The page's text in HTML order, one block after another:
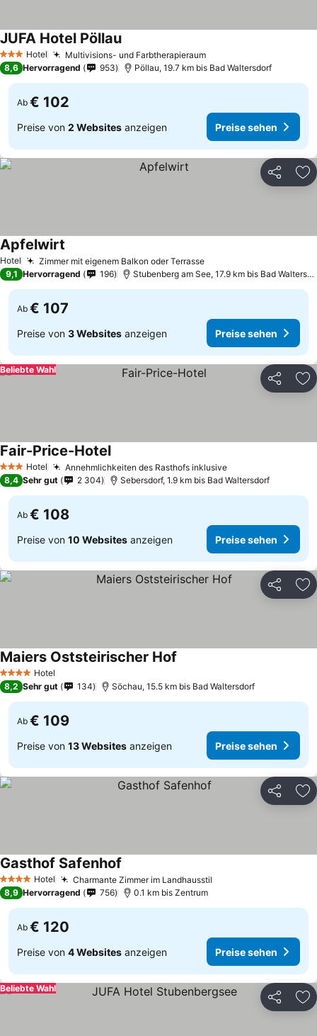
3 SterneHotel Multivisions- und FarbtherapieraumPreise sehen
JUFA Hotel PöllauPreise sehen
8,6 Hervorragend 953 Pöllau, 19.7 km bis Bad Waltersdorf
Ab € 102
Preise von 2 Websites anzeigen Preise sehen
Teilen
Hotel Zimmer mit eigenem Balkon oder TerrassePreise sehen
Apfelwirt
9,1 Hervorragend 196 Stubenberg am See, 17.9 km bis Bad
Ab € 107
Preise von 3 Websites anzeigen Preise sehen
Teilen
Beliebte Wahl
3 SterneHotel Annehmlichkeiten des Rasthofs inklusivePreise sehen
Fair-Price-HotelPreise sehen
8,4 Sehr gut 2 304 Sebersdorf, 1.9 km bis Bad Waltersdorf
Ab € 108
Preise von 10 Websites anzeigen Preise sehen
Teilen
4 Sterne Hotel
Maiers Oststeirischer Hof
8,2 Sehr gut 134 Söchau, 15.5 km bis Bad Waltersdorf
Ab € 109
Preise von 13 Websites anzeigen Preise sehen
Teilen
4 Sterne Hotel Charmante Zimmer im Landhausstil
Gasthof Safenhof
8,9 Hervorragend 756 0.1 km bis Zentrum
Ab € 120
Preise von 4 Websites anzeigen Preise sehen
Teilen
Beliebte Wahl